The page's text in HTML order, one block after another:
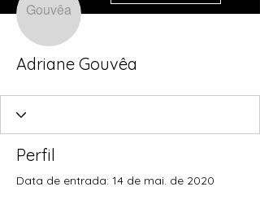
Adriane Gouvêa
Perfil
Data de entrada: 14 de mai. de 2020